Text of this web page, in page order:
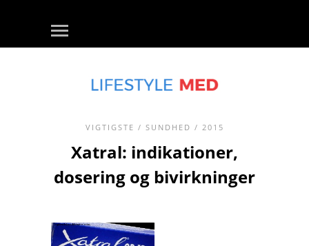
VIGTIGSTE / SUNDHED / 2015
Xatral: indikationer,
dosering og bivirkninger